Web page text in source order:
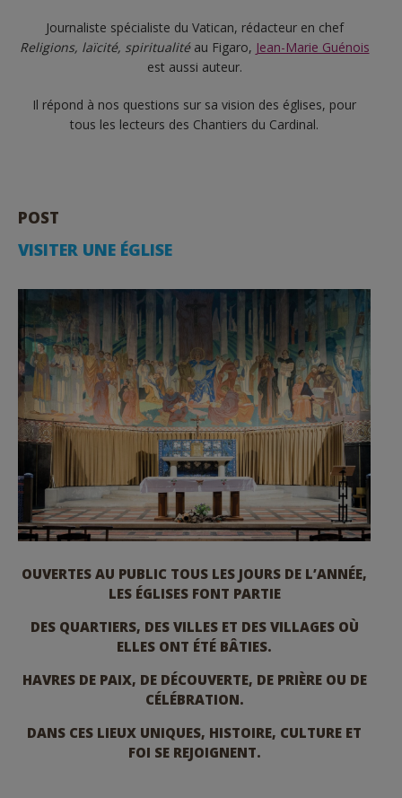
Journaliste spécialiste du Vatican, rédacteur en chef
Religions, laïcité, spiritualité au Figaro, Jean-Marie Guénois
est aussi auteur.
Il répond à nos questions sur sa vision des églises, pour
tous les lecteurs des Chantiers du Cardinal.
POST
VISITER UNE ÉGLISE
OUVERTES AU PUBLIC TOUS LES JOURS DE L’ANNÉE,
LES ÉGLISES FONT PARTIE
DES QUARTIERS, DES VILLES ET DES VILLAGES OÙ
ELLES ONT ÉTÉ BÂTIES.
HAVRES DE PAIX, DE DÉCOUVERTE, DE PRIÈRE OU DE
CÉLÉBRATION.
DANS CES LIEUX UNIQUES, HISTOIRE, CULTURE ET
FOI SE REJOIGNENT.